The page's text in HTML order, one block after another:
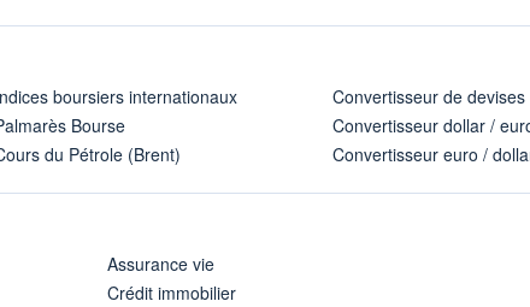
boursiers internationaux
Bourse
du Pétrole (Brent)
Convertisseur de devises
Convertisseur dollar /
Convertisseur euro /
Assurance vie
Crédit immobilier